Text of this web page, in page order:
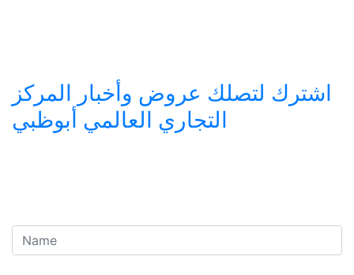
اشترك لتصلك عروض وأخبار المركز
التجاري العالمي أبوظبي